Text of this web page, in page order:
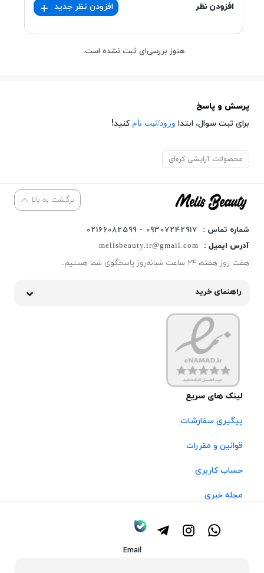
افزودن نظر افزودن نظر جدید
هنوز بررسی‌ای ثبت نشده است.
پرسش و پاسخ
برای ثبت سوال، ابتدا ورود/ثبت نام کنید!
محصولات آرایشی کره‌ای
برگشت به بالا
شماره تماس :
09307242917 - 02166082599
آدرس ایمیل :
melisbeauty.ir@gmail.com
هفت روز هفته، ۲۴ ساعت شبانه‌روز پاسخگوی شما هستیم.
راهنمای خرید
لینک های سریع
پیگیری سفارشات
قوانین و مقررات
حساب کاربری
مجله خبری
Email